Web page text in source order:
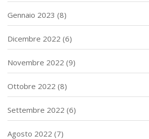
Gennaio 2023 (8)
Dicembre 2022 (6)
Novembre 2022 (9)
Ottobre 2022 (8)
Settembre 2022 (6)
Agosto 2022 (7)